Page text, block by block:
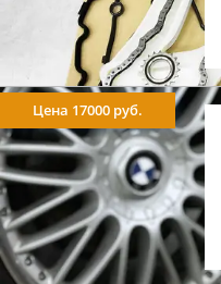
Цена 17000 руб.